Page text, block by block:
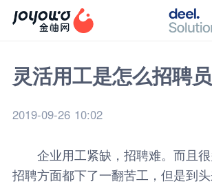
灵活用工是怎么招聘
2019-09-26 10:02
企业用工紧缺，招聘难。而且很
招聘方面都下了一翻苦工，但是到